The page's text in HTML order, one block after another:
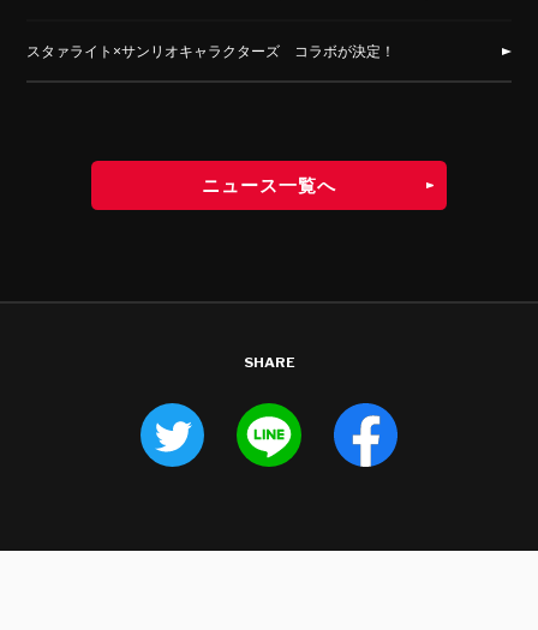
スタァライト×サンリオキャラクターズ コラボが決定！
ニュース一覧へ
SHARE